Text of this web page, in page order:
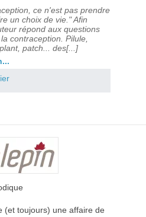
ce n'est pas prendre
un choix de vie." Afin
répond aux questions
contraception. Pilule,
patch... des[...]
(et toujours) une affaire de